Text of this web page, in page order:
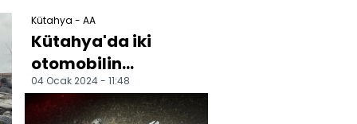
Kütahya - AA
Kütahya'da iki
otomobilin
çarpıştığı kazada 1
kişi öldü, 7 kişi
04 Ocak 2024 - 11:48